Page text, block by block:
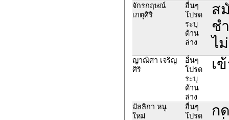
จักรกฤษณ์
เกตุศิริ
อื่นๆ
โปรด
ระบุ
ด้าน
ล่าง
ส
ช
ไ
ญาณิศา เจริญ
ศิริ
อื่นๆ
โปรด
ระบุ
ด้าน
ล่าง
เ
มัลลิกา หนู
ใหม่
อื่นๆ
โปรด
ก